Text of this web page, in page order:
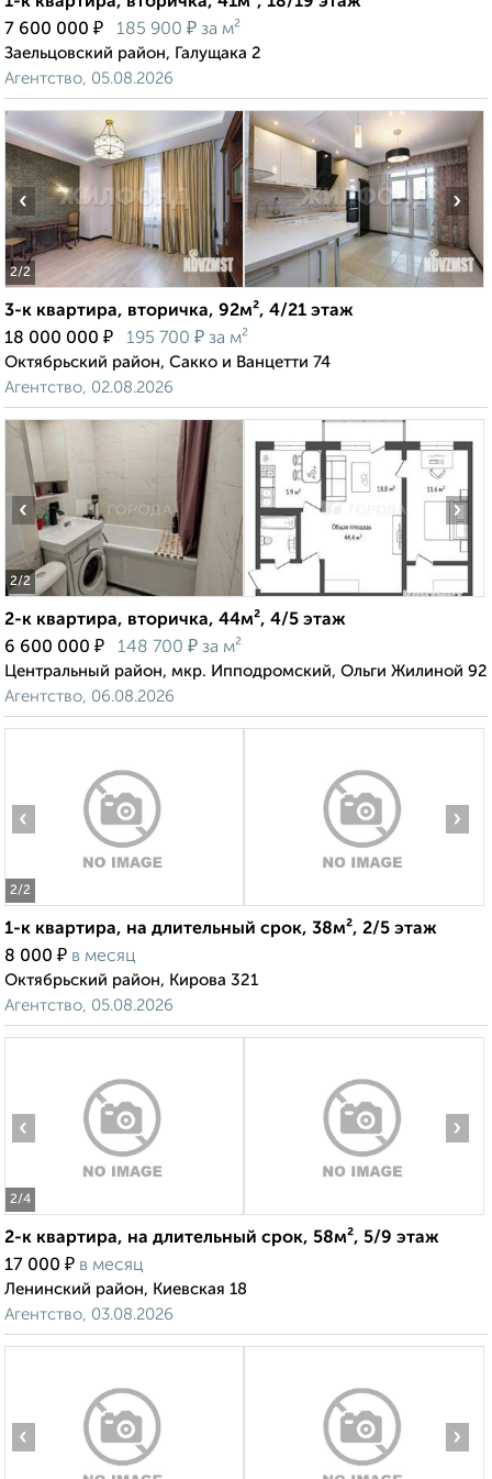
7 600 000 ₽ 185 900 ₽ за м²
Заельцовский район, Галущака 2
Агентство, 05.08.2026
2/2
‹ ›
3-к квартира, вторичка, 92м², 4/21 этаж
18 000 000 ₽ 195 700 ₽ за м²
Октябрьский район, Сакко и Ванцетти 74
Агентство, 02.08.2026
2/2
‹ ›
2-к квартира, вторичка, 44м², 4/5 этаж
6 600 000 ₽ 148 700 ₽ за м²
Центральный район, мкр. Ипподромский, Ольги Жилиной 92
Агентство, 06.08.2026
2/2
‹ ›
1-к квартира, на длительный срок, 38м², 2/5 этаж
8 000 ₽ в месяц
Октябрьский район, Кирова 321
Агентство, 05.08.2026
2/4
‹ ›
2-к квартира, на длительный срок, 58м², 5/9 этаж
17 000 ₽ в месяц
Ленинский район, Киевская 18
Агентство, 03.08.2026
‹ ›